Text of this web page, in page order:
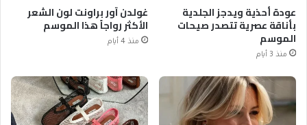
عودة أحذية ويدجز الجلدية
بأناقة عصرية تتصدر صيحات
الموسم
منذ 3 أيام
غولدن آور براونت لون الشعر
الأكثر رواجاً هذا الموسم
منذ 4 أيام